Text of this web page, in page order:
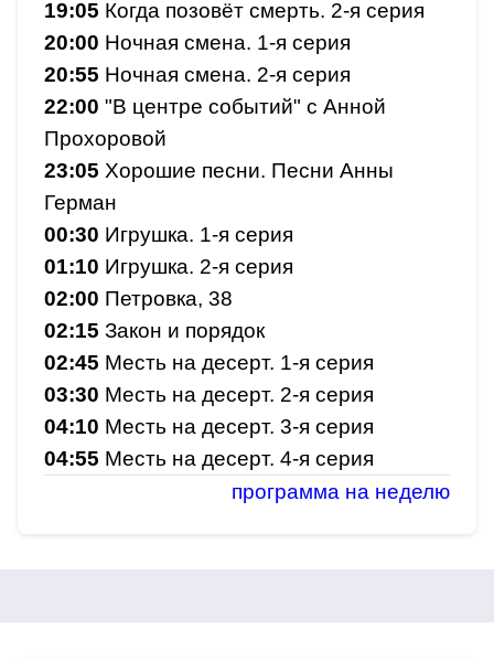
19:05 Когда позовёт смерть. 2-я серия
20:00 Ночная смена. 1-я серия
20:55 Ночная смена. 2-я серия
22:00 "В центре событий" с Анной
Прохоровой
23:05 Хорошие песни. Песни Анны
Герман
00:30 Игрушка. 1-я серия
01:10 Игрушка. 2-я серия
02:00 Петровка, 38
02:15 Закон и порядок
02:45 Месть на десерт. 1-я серия
03:30 Месть на десерт. 2-я серия
04:10 Месть на десерт. 3-я серия
04:55 Месть на десерт. 4-я серия
программа на неделю